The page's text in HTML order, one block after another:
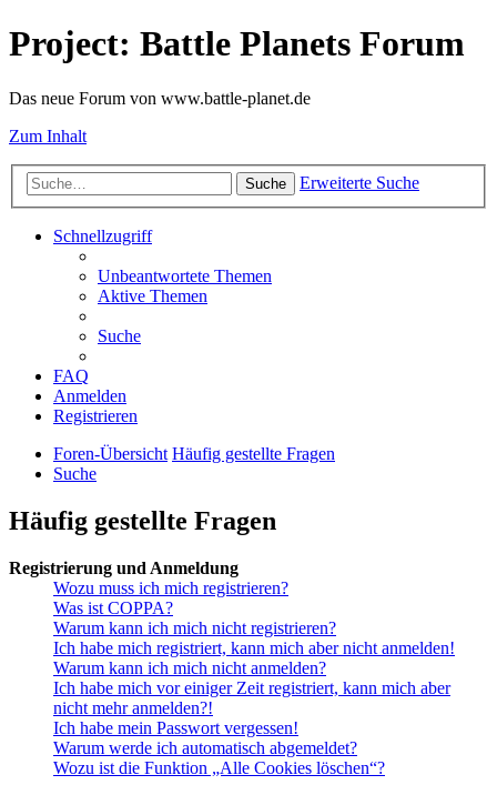
Project: Battle Planets Forum
Das neue Forum von www.battle-planet.de
Zum Inhalt
Suche Erweiterte Suche
Schnellzugriff
Unbeantwortete Themen
Aktive Themen
Suche
FAQ
Anmelden
Registrieren
Foren-Übersicht Häufig gestellte Fragen
Suche
Häufig gestellte Fragen
Registrierung und Anmeldung
Wozu muss ich mich registrieren?
Was ist COPPA?
Warum kann ich mich nicht registrieren?
Ich habe mich registriert, kann mich aber nicht anmelden!
Warum kann ich mich nicht anmelden?
Ich habe mich vor einiger Zeit registriert, kann mich aber
nicht mehr anmelden?!
Ich habe mein Passwort vergessen!
Warum werde ich automatisch abgemeldet?
Wozu ist die Funktion „Alle Cookies löschen“?